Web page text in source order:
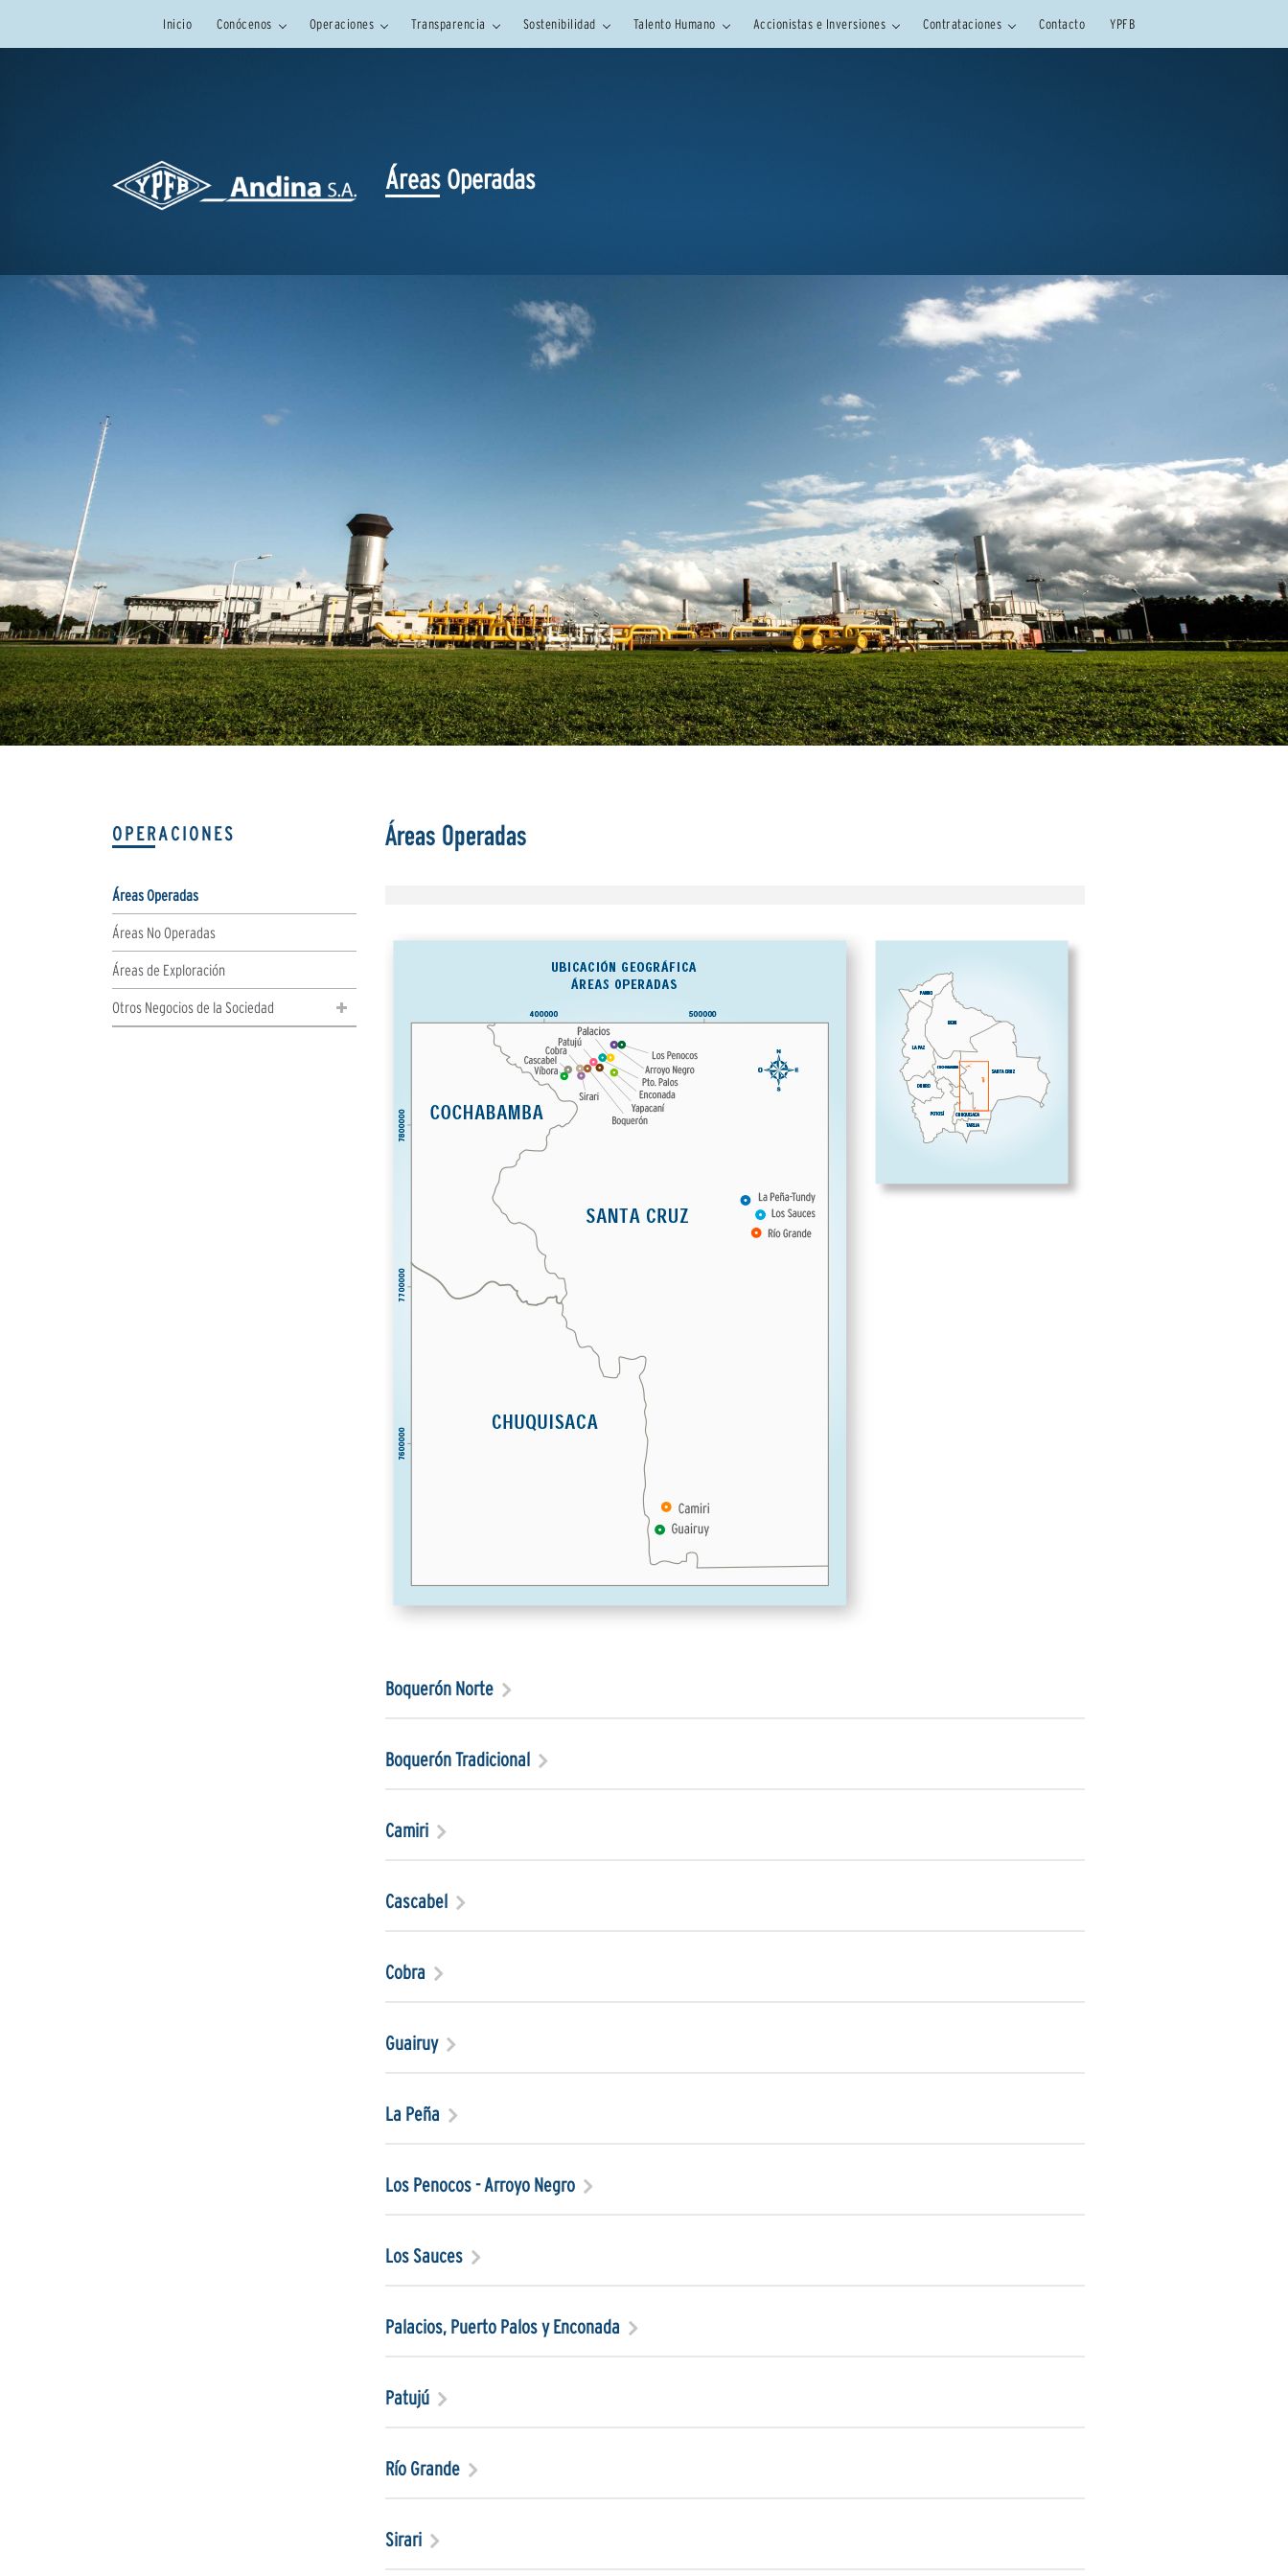
Inicio Conócenos Operaciones Transparencia Sostenibilidad Talento Humano Accionistas e Inversiones Contrataciones Contacto YPFB
Áreas Operadas
OPERACIONES
Áreas Operadas
Áreas No Operadas
Áreas de Exploración
Otros Negocios de la Sociedad
Áreas Operadas
Boquerón Norte
Boquerón Tradicional
Camiri
Cascabel
Cobra
Guairuy
La Peña
Los Penocos - Arroyo Negro
Los Sauces
Palacios, Puerto Palos y Enconada
Patujú
Río Grande
Sirari